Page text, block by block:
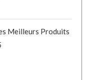
Meilleurs Produits